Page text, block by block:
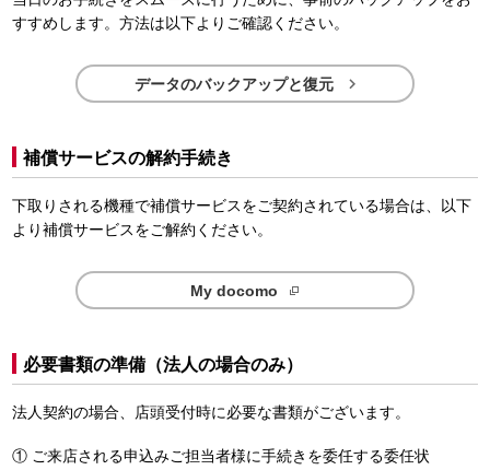
すすめします。方法は以下よりご確認ください。
データのバックアップと復元 
補償サービスの解約手続き
下取りされる機種で補償サービスをご契約されている場合は、以下
より補償サービスをご解約ください。
My docomo
必要書類の準備（法人の場合のみ）
法人契約の場合、店頭受付時に必要な書類がございます。
ご来店される申込みご担当者様に手続きを委任する委任状